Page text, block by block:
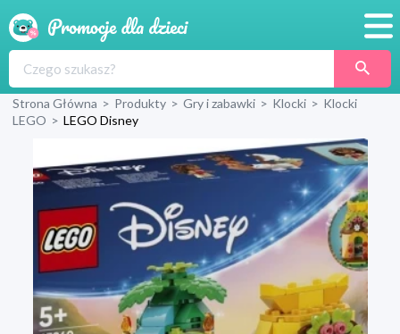
Produkty
Sklepy
Wyprawka
Strona Główna > Produkty > Gry i zabawki > Klocki > Klocki
LEGO > LEGO Disney